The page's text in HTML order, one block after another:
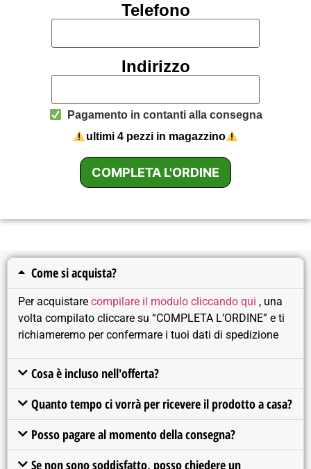
Telefono
Indirizzo
Pagamento in contanti alla consegna
ultimi 4 pezzi in magazzino
Come si acquista?
Per acquistare compilare il modulo cliccando qui , una
volta compilato cliccare su “COMPLETA L’ORDINE” e ti
richiameremo per confermare i tuoi dati di spedizione
Cosa è incluso nell'offerta?
Quanto tempo ci vorrà per ricevere il prodotto a casa?
Posso pagare al momento della consegna?
Se non sono soddisfatto, posso chiedere un